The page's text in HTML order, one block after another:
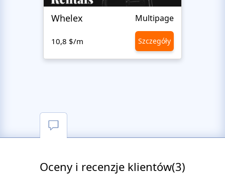
Whelex Multipage
10,8 $/m Szczegóły
Oceny i recenzje klientów(3)